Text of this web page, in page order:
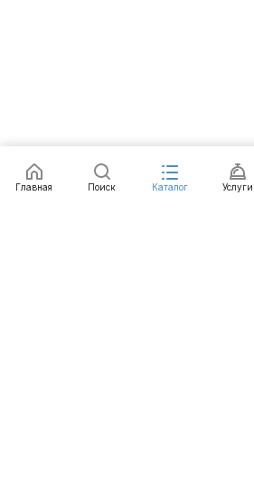
Заказать
Главная Поиск Каталог Услуги